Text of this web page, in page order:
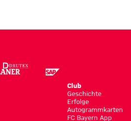
Club
Geschichte
Erfolge
Autogrammkarten
FC Bayern App